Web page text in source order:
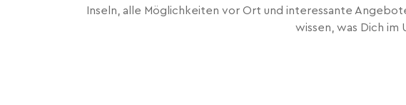
Inseln, alle Möglichkeiten vor Ort und interessante
wissen, was Dich im